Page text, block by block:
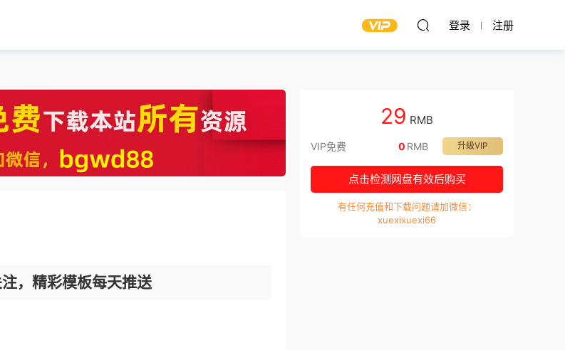
登录 注册
，精彩模板每天推送
29 RMB
VIP免费 升级VIP
0 RMB
点击检测网盘有效后购买
有任何充值和下载问题请加微信：
xuexixuexi66